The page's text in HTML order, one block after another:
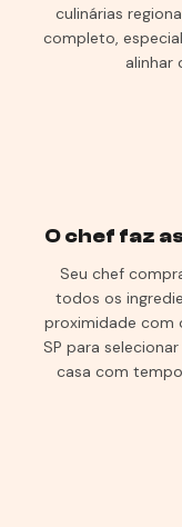
culinárias
completo,
alinhar
O chef faz
Seu chef
todos os
proximidade com
SP para
casa com